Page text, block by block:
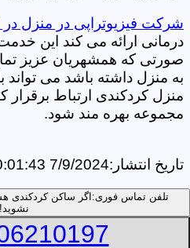
شرکت فیزیوتراپی در منزل
درمانی ارائه می کند این
صورتی که همشهریان عزیز
به منزل داشته باشد می تواند
منزل کردکندی ارتباط برقرار
مجموعه بهره مند شود.
تاریخ انتشار:7/9/2024 10:01:43 AM
تلفن تماس فوری: اگر ساکن کردکندی
نشوید!